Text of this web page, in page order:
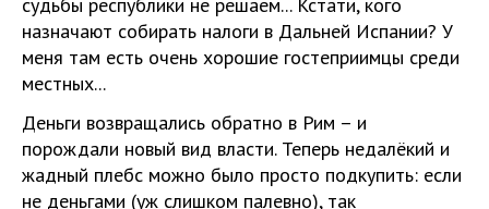
назначают собирать налоги в Дальней Испании? У
меня там есть очень хорошие гостеприимцы среди
местных...
Деньги возвращались обратно в Рим – и
порождали новый вид власти. Теперь недалёкий и
жадный плебс можно было просто подкупить: если
не деньгами (уж слишком палевно), так